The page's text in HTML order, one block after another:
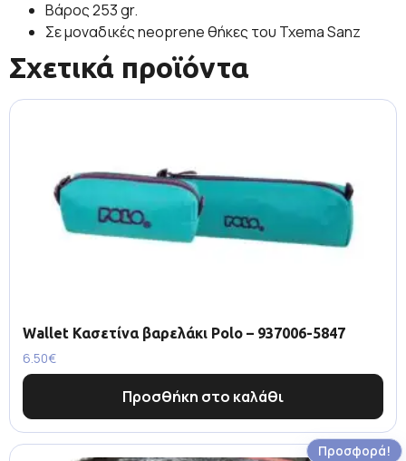
Βάρος 253 gr.
Σε μοναδικές neoprene θήκες του Txema Sanz
Σχετικά προϊόντα
Wallet Κασετίνα βαρελάκι Polo – 937006-5847
6.50€
Προσθήκη στο καλάθι
Προσφορά!